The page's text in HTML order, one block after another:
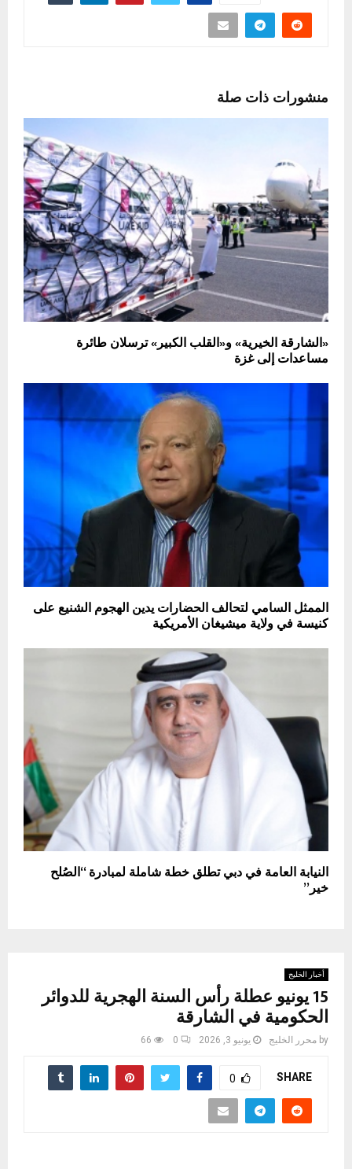
منشورات ذات صلة
«الشارقة الخيرية» و«القلب الكبير» ترسلان طائرة
مساعدات إلى غزة
الممثل السامي لتحالف الحضارات يدين الهجوم الشنيع على
كنيسة في ولاية ميشيغان الأمريكية
النيابة العامة في دبي تطلق خطة شاملة لمبادرة “الصُلح
خير”
أخبار الخليج
15 يونيو عطلة رأس السنة الهجرية للدوائر
الحكومية في الشارقة
by محرر الخليج يونيو 3, 2026 0
66
SHARE
0